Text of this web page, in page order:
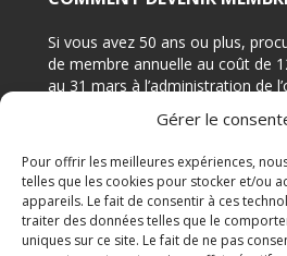
Gérer le
Pour offrir les meilleures expériences,
telles que les cookies pour stocker et/ou
appareils. Le fait de consentir à ces
traiter des données telles que le
uniques sur ce site. Le fait de ne pas
Si vous avez 50 ans ou plus,
de membre annuelle au coût de
au 31 mars à l’administration de
CONTACTEZ-NOUS
Adresse: 7644 rue Édouard,
avenue), LaSalle Québec